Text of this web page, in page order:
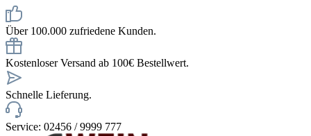
Über 100.000 zufriedene Kunden.
Kostenloser Versand ab 100€ Bestellwert.
Schnelle Lieferung.
Service: 02456 / 9999 777